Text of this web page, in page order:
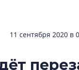
11 сентября 2020 в